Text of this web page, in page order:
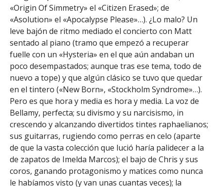
«Origin Of Simmetry» el «Citizen Erased»; de
«Asolution» el «Apocalypse Please»…). ¿Lo malo? Un
leve bajón de ritmo mediado el concierto con Matt
sentado al piano (tramo que empezó a recuperar
fuelle con un «Hysteria» en el que aún andaban un
poco desempastados; aunque tras ese tema, todo de
nuevo a tope) y que algún clásico se tuvo que quedar
en el tintero («New Born», «Stockholm Syndrome»…).
Pero es que hora y media es hora y media. La voz de
Bellamy, perfecta; su divismo y su narcisismo, in
crescendo y alcanzando divertidos tintes raphaelianos;
sus guitarras, rugiendo como perras en celo (aparte
de que la vasta colección que lució haría palidecer a la
de zapatos de Imelda Marcos); el bajo de Chris y sus
coros, ganando protagonismo y matices como nunca
le habíamos visto (y van unas cuantas veces); la